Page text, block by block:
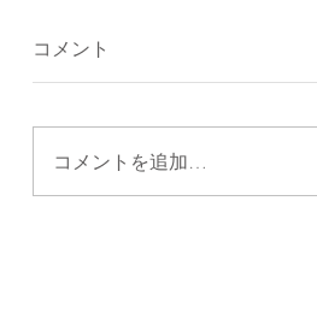
コメント
コメントを追加…